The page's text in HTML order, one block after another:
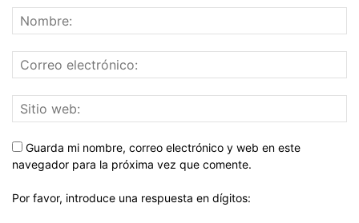
Guarda mi nombre, correo electrónico y web en este
navegador para la próxima vez que comente.
Por favor, introduce una respuesta en dígitos: